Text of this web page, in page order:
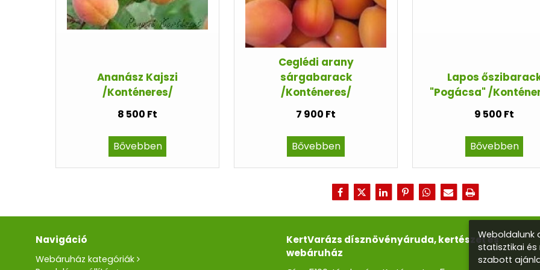
Ananász Kajszi
/Konténeres/
8 500 Ft
Bővebben
Ceglédi arany
sárgabarack
/Konténeres/
7 900 Ft
Bővebben
Lapos
"Pogácsa" /
9 500 Ft
Bővebben
Navigáció
Webáruház kategóriák
KertVarázs dísznövényáruda, kertészet és
webáruház
Weboldalunk
statisztikai
szabott